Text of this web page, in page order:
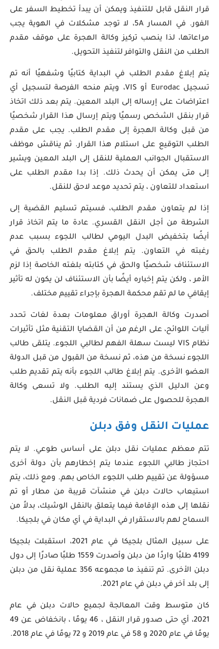
قرار النقل قابل للتنفيذ ويمكن أن يبدأ تخطيط السفر على
الفور. في المسار 5A، لا توجد مشكلات في الهوية يجب
مراعاتها، لذا ينصب تركيز وكالة الهجرة على موقف مقدم
الطلب من النقل والتوافر لتنفيذ التحويل.
يتم إبلاغ مقدم الطلب في البداية كتابيًا وشفهيًا أنه تم
تسجيل Eurodac أو VIS، ويتم منحه الفرصة لتسجيل أي
اعتراضات على إرساله إلى البلد المعين. يتم بعد ذلك اتخاذ
قرار بنقل الشخص رسميًا ويتم إرسال هذا القرار شخصيًا
من قبل وكالة الهجرة إلى مقدم الطلب. يجب على مقدم
الطلب التوقيع على استلام هذا القرار. ثم يناقش موظف
الاستقبال الجوانب العملية للنقل إلى البلد المعين ويشير
إلى متى يمكن أن يحدث ذلك. إذا بدا مقدم الطلب على
استعداد للتعاون ، يتم تحديد موعد لاحق للنقل.
إذا لم يتعاون مقدم الطلب، فسيتم تسليم القضية إلى
الشرطة من أجل النقل القسري. عادة ما يتم اتخاذ قرار
أيضًا بتخفيض البدل اليومي لطالب اللجوء بسبب عدم
رغبته في التعاون. يتم إبلاغ مقدم الطلب بالحق في
الاستئناف شخصيًا والحق في كتابته بلغته الخاصة إذا لزم
الأمر ، ولكن يتم إخباره أيضًا بأن الاستئناف لن يكون له تأثير
إيقافي ما لم تقم محكمة الهجرة بإجراء تقييم مختلف.
أصدرت وكالة الهجرة أوراق معلومات بعدة لغات تحدد
آليات اللوائح، على الرغم من أن القضايا التقنية مثل تأثيرات
نظام VIS ليست سهلة الفهم لطالبي اللجوء. يتلقى طالب
اللجوء نسخة من هذه، ثم نسخة من القبول من قبل الدولة
العضو الأخرى. يتم إبلاغ طالب اللجوء بأنه يتم تقديم طلب
وعن الدليل الذي يستند إليه الطلب. ولا تسعى وكالة
الهجرة للحصول على ضمانات فردية قبل النقل.
عمليات النقل وفق دبلن
تتم معظم عمليات نقل دبلن على أساس طوعي. لا يتم
احتجاز طالبي اللجوء عندما يتم إخطارهم بأن دولة أخرى
مسؤولة عن تقييم طلب اللجوء الخاص بهم. ومع ذلك، يتم
استيعاب حالات دبلن في منشآت قريبة من مطار أو تم
نقلها إلى هذه الإقامة فيما يتعلق بالنقل الوشيك، بدلاً من
السماح لهم بالاستقرار في البداية في أي مكان في بلجيكا.
على سبيل المثال بلجيكا في عام 2021، استقبلت بلجيكا
4199 طلبًا واردًا من دبلن وأصدرت 1559 طلبًا صادرًا إلى دول
دبلن الأخرى. تم تنفيذ ما مجموعه 356 عملية نقل من دبلن
إلى بلد آخر في دبلن في عام 2021.
كان متوسط ​​وقت المعالجة لجميع حالات دبلن في عام
2021، أي حتى صدور قرار النقل ، 46 يومًا ، بانخفاض عن 49
يومًا في عام 2020 و 58 في عام 2019 و 72 يومًا في عام 2018.